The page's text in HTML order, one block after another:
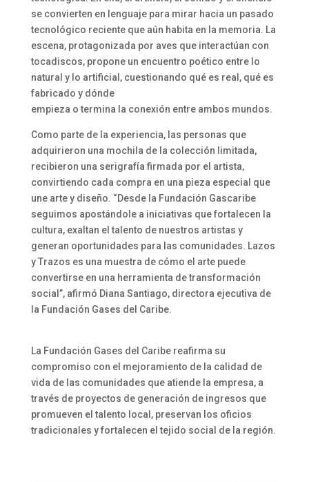
se convierten en lenguaje para mirar hacia un pasado
tecnológico reciente que aún habita en la memoria. La
escena, protagonizada por aves que interactúan con
tocadiscos, propone un encuentro poético entre lo
natural y lo artificial, cuestionando qué es real, qué es
fabricado y dónde
empieza o termina la conexión entre ambos mundos.
Como parte de la experiencia, las personas que
adquirieron una mochila de la colección limitada,
recibieron una serigrafía firmada por el artista,
convirtiendo cada compra en una pieza especial que
une arte y diseño. “Desde la Fundación Gascaribe
seguimos apostándole a iniciativas que fortalecen la
cultura, exaltan el talento de nuestros artistas y
generan oportunidades para las comunidades. Lazos
y Trazos es una muestra de cómo el arte puede
convertirse en una herramienta de transformación
social”, afirmó Diana Santiago, directora ejecutiva de
la Fundación Gases del Caribe.
La Fundación Gases del Caribe reafirma su
compromiso con el mejoramiento de la calidad de
vida de las comunidades que atiende la empresa, a
través de proyectos de generación de ingresos que
promueven el talento local, preservan los oficios
tradicionales y fortalecen el tejido social de la región.